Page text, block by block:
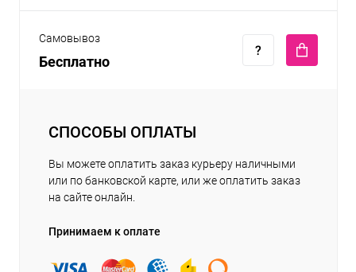
Самовывоз
Бесплатно
СПОСОБЫ ОПЛАТЫ
Вы можете оплатить заказ курьеру наличными
или по банковской карте, или же оплатить заказ
на сайте онлайн.
Принимаем к оплате